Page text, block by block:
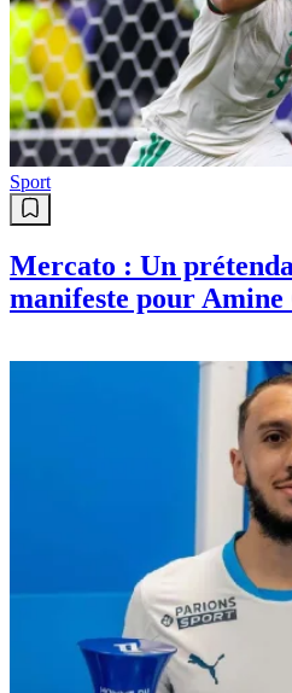
Sport
Mercato : Un
manifeste pour